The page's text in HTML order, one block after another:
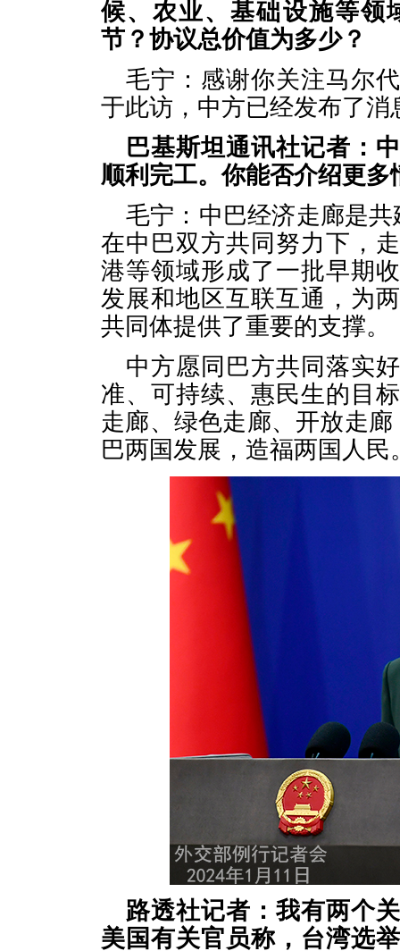
候、农业、基础设施等领
节？协议总价值为多少？
毛宁：感谢你关注马尔
于此访，中方已经发布了
巴基斯坦通讯社记者：
顺利完工。你能否介绍更多
毛宁：中巴经济走廊是共
在中巴双方共同努力下，
港等领域形成了一批早期
发展和地区互联互通，为
共同体提供了重要的支撑。
中方愿同巴方共同落实
准、可持续、惠民生的目
走廊、绿色走廊、开放走
巴两国发展，造福两国人民
路透社记者：我有两个
美国有关官员称，台湾选